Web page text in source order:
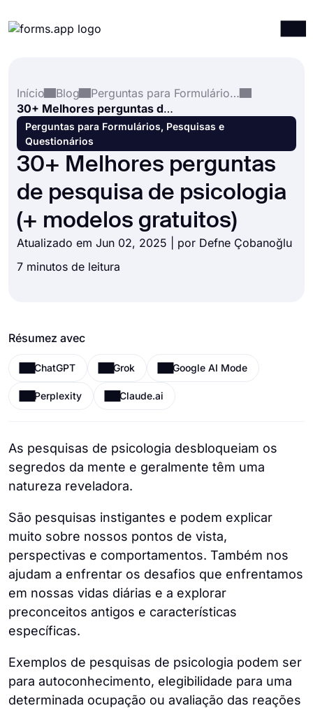
Integrações
Modelos
Recursos
Preços
Início
Blog
Perguntas para Formulários, Pesquisas e Questionários
30+ Melhores perguntas de pesquisa de psicologia (+ modelos gratuitos)
Perguntas para Formulários, Pesquisas e
Questionários
30+ Melhores perguntas
de pesquisa de psicologia
(+ modelos gratuitos)
Atualizado em Jun 02, 2025 | por Defne Çobanoğlu
7 minutos de leitura
Résumez avec
ChatGPT Grok Google AI Mode
Perplexity Claude.ai
As pesquisas de psicologia desbloqueiam os
segredos da mente e geralmente têm uma
natureza reveladora.
São pesquisas instigantes e podem explicar
muito sobre nossos pontos de vista,
perspectivas e comportamentos. Também nos
ajudam a enfrentar os desafios que enfrentamos
em nossas vidas diárias e a explorar
preconceitos antigos e características
específicas.
Exemplos de pesquisas de psicologia podem ser
para autoconhecimento, elegibilidade para uma
determinada ocupação ou avaliação das reações